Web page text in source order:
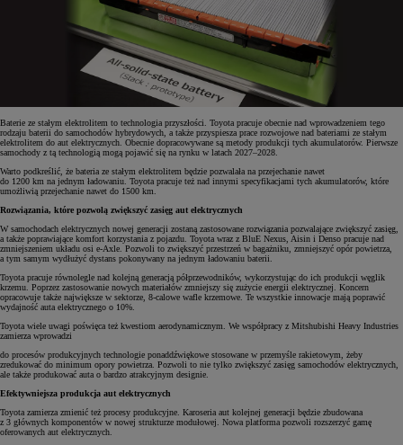
Baterie ze stałym elektrolitem to technologia przyszłości. Toyota pracuje obecnie nad wprowadzeniem tego
rodzaju baterii do samochodów hybrydowych, a także przyspiesza prace rozwojowe nad bateriami ze stałym
elektrolitem do aut elektrycznych. Obecnie dopracowywane są metody produkcji tych akumulatorów. Pierwsze
samochody z tą technologią mogą pojawić się na rynku w latach 2027–2028.
Warto podkreślić, że bateria ze stałym elektrolitem będzie pozwalała na przejechanie nawet
do 1200 km na jednym ładowaniu. Toyota pracuje też nad innymi specyfikacjami tych akumulatorów, które
umożliwią przejechanie nawet do 1500 km.
Rozwiązania, które pozwolą zwiększyć zasięg aut elektrycznych
W samochodach elektrycznych nowej generacji zostaną zastosowane rozwiązania pozwalające zwiększyć zasięg,
a także poprawiające komfort korzystania z pojazdu. Toyota wraz z BluE Nexus, Aisin i Denso pracuje nad
zmniejszeniem układu osi e-Axle. Pozwoli to zwiększyć przestrzeń w bagażniku, zmniejszyć opór powietrza,
a tym samym wydłużyć dystans pokonywany na jednym ładowaniu baterii.
Toyota pracuje równolegle nad kolejną generacją półprzewodników, wykorzystując do ich produkcji węglik
krzemu. Poprzez zastosowanie nowych materiałów zmniejszy się zużycie energii elektrycznej. Koncern
opracowuje także największe w sektorze, 8-calowe wafle krzemowe. Te wszystkie innowacje mają poprawić
wydajność auta elektrycznego o 10%.
Toyota wiele uwagi poświęca też kwestiom aerodynamicznym. We współpracy z Mitshubishi Heavy Industries
zamierza wprowadzi
do procesów produkcyjnych technologie ponaddźwiękowe stosowane w przemyśle rakietowym, żeby
zredukować do minimum opory powietrza. Pozwoli to nie tylko zwiększyć zasięg samochodów elektrycznych,
ale także produkować auta o bardzo atrakcyjnym designie.
Efektywniejsza produkcja aut elektrycznych
Toyota zamierza zmienić też procesy produkcyjne. Karoseria aut kolejnej generacji będzie zbudowana
z 3 głównych komponentów w nowej strukturze modułowej. Nowa platforma pozwoli rozszerzyć gamę
oferowanych aut elektrycznych.